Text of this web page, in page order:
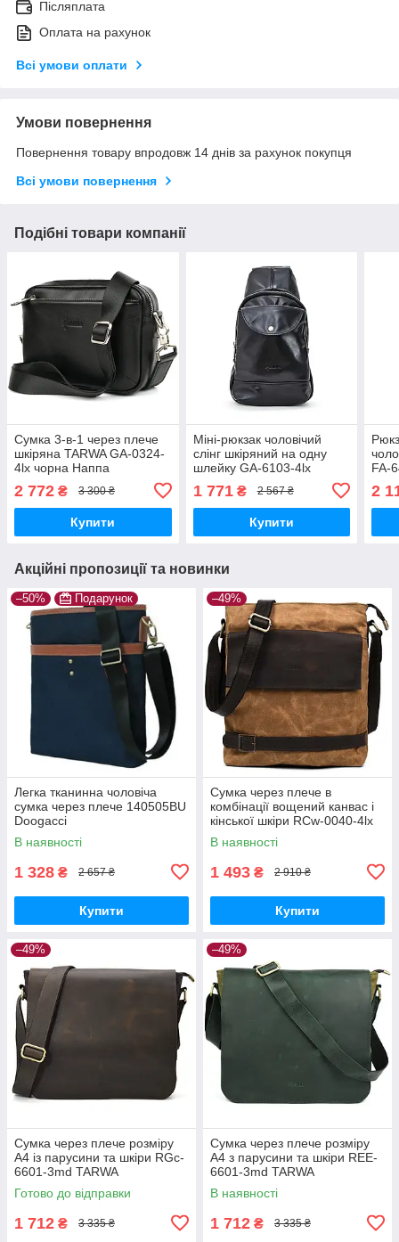
Післяплата
Оплата на рахунок
Всі умови оплати
Умови повернення
Повернення товару впродовж 14 днів за рахунок покупця
Всі умови повернення
Подібні товари компанії
Сумка 3-в-1 через плече
шкіряна TARWA GA-0324-
4lx чорна Наппа
2 772 ₴ 3 300 ₴
Купити
Міні-рюкзак чоловічий
слінг шкіряний на одну
шлейку GA-6103-4lx
1 771₴ 2 567 ₴
Купити
FA-
2
Акційні пропозиції та новинки
–50% Подарунок
Легка тканинна чоловіча
сумка через плече 140505BU
Doogacci
В наявності
1 328 ₴ 2 657 ₴
Купити
–49%
Сумка через плече в
комбінації вощений канвас і
кінської шкіри RCw-0040-4lx
TARWA
В наявності
1 493 ₴ 2 910 ₴
Купити
–49%
Сумка через плече розміру
А4 із парусини та шкіри RGc-
6601-3md TARWA
Готово до відправки
1 712 ₴ 3 335 ₴
–49%
Сумка через плече розміру
А4 з парусини та шкіри REE-
6601-3md TARWA
В наявності
1 712 ₴ 3 335 ₴